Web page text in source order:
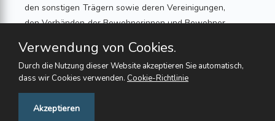
den sonstigen Trägern sowie deren Vereinigungen,
den Verbänden der Bewohnerinnen und Bewohner
Empfängerinnen und Empfänger ambulanter
Pflegedienstleistungen und den Verbänden der
Pflegeberufe sowie den Betreuungsbehörden
Verwendung von Cookies.
Durch die Nutzung dieser Website akzeptieren Sie automatisch,
dass wir Cookies verwenden. Cookie-Richtlinie
Akzeptieren